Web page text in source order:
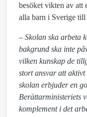
besöket vikten av
alla barn i Sverige till
– Skolan ska arbeta
bakgrund ska inte
vilken kunskap de
stort ansvar att
skolan erbjuder en
Berättarministeriets
komplement i det